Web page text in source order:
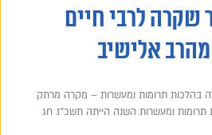
שקרה לרבי חיים
אלישיב
בהלכות תרומות ומעשרות – מקרה מרתק
תרומות ומעשרות השנה הייתה תשכ"ז. חג